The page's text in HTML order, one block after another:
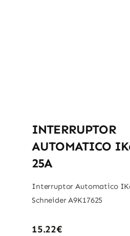
INTERRUPTOR
AUTOMATICO
25A
Interruptor Automatico
Schneider A9K17625
15.22€